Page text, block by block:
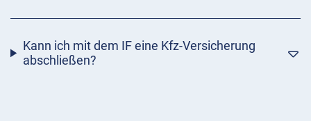
Kann ich mit dem IF eine Kfz-Versicherung
abschließen?